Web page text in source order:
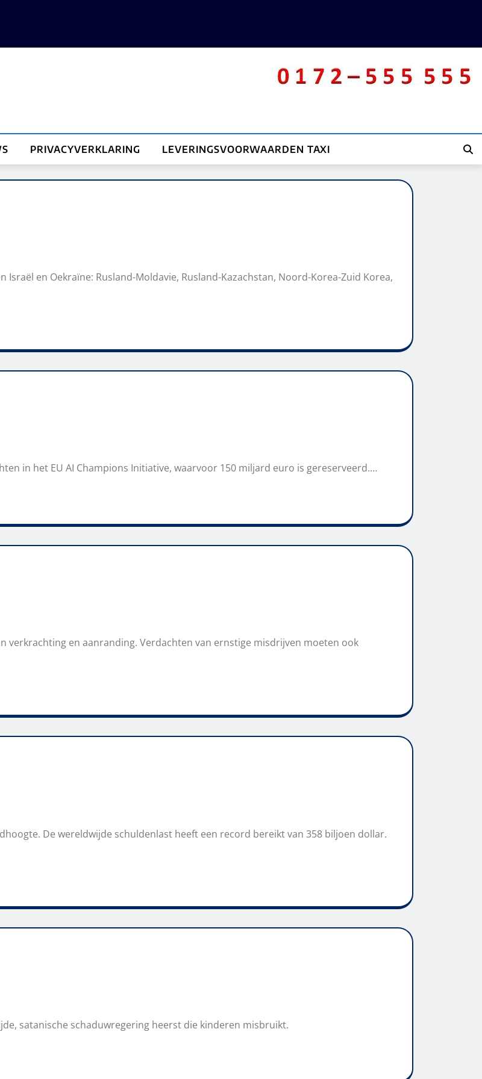
PRIVACYVERKLARING LEVERINGSVOORWAARDEN TAXI
en Oekraïne: Rusland-Moldavie, Rusland-Kazachstan, Noord-Korea-Zuid Korea,
in het EU AI Champions Initiative, waarvoor 150 miljard euro is gereserveerd.…
verkrachting en aanranding. Verdachten van ernstige misdrijven moeten ook
De wereldwijde schuldenlast heeft een record bereikt van 358 biljoen dollar.
satanische schaduwregering heerst die kinderen misbruikt.